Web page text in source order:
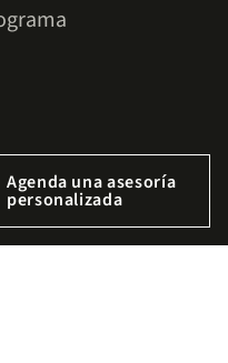
Agenda una asesoría
personalizada